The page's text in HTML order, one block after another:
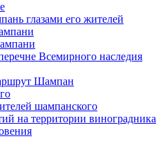
глазами его жителей
Всемирного наследия
Шампан
шампанского
на территории виноградника